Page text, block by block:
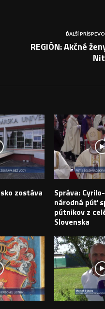
ĎALŠÍ
REGIÓN: Akčné
zostáva
Správa:
národná púť
pútnikov z
Slovenska